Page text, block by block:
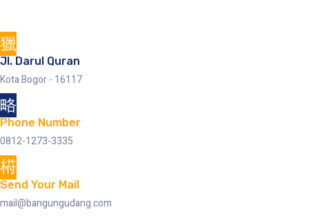
content
Jl. Darul Quran
Kota Bogor - 16117
Phone Number
0812-1273-3335
Send Your Mail
mail@bangungudang.com